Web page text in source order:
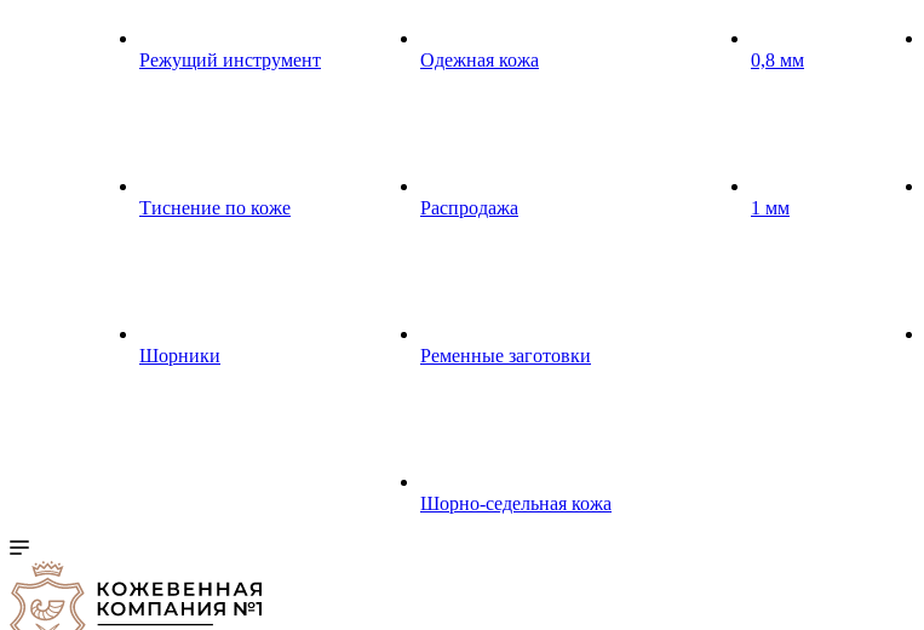
Режущий инструмент
Тиснение по коже
Шорники
Одежная кожа
Распродажа
Ременные заготовки
Шорно-седельная кожа
0,8 мм
1 мм